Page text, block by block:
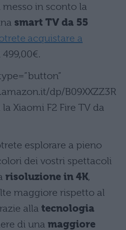
in sconto la
smart TV da 55
acquistare a
499,00€.
dp/B09XXZZ3R
Xiaomi F2 Fire TV da
esplorare a pieno
dei vostri spettacoli
risoluzione in 4K,
maggiore rispetto al
alla tecnologia
di una maggiore